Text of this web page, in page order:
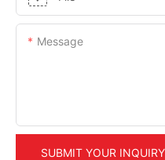
Message
SUBMIT YOUR INQUIRY